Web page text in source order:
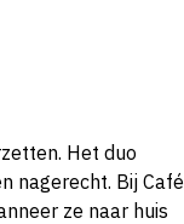
Het duo
nagerecht. Bij Café
ze naar huis